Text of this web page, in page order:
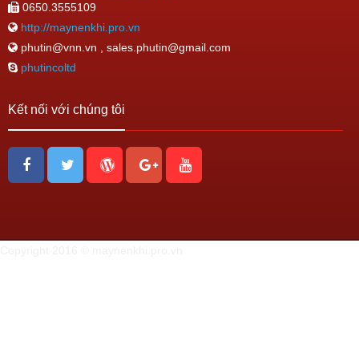
0650.3555109
http://maynenkhi.pro.vn
phutin@vnn.vn , sales.phutin@gmail.com
phutincoltd
Kết nối với chúng tôi